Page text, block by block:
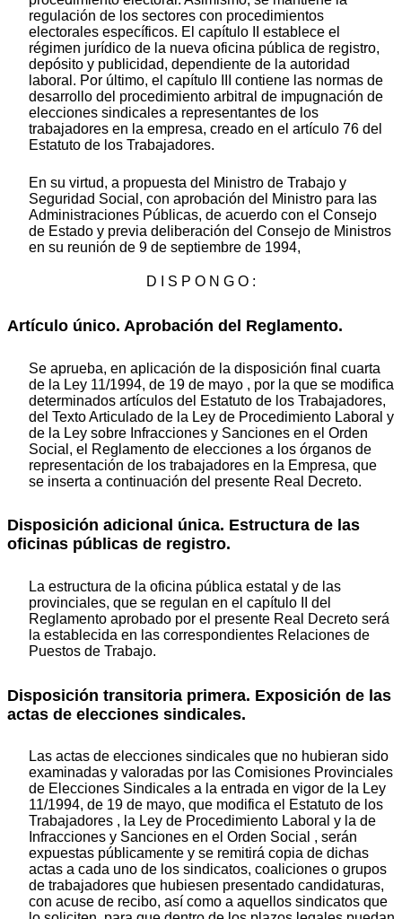
regulación de los sectores con procedimientos
electorales específicos. El capítulo II establece el
régimen jurídico de la nueva oficina pública de registro,
depósito y publicidad, dependiente de la autoridad
laboral. Por último, el capítulo III contiene las normas de
desarrollo del procedimiento arbitral de impugnación de
elecciones sindicales a representantes de los
trabajadores en la empresa, creado en el artículo 76 del
Estatuto de los Trabajadores.
En su virtud, a propuesta del Ministro de Trabajo y
Seguridad Social, con aprobación del Ministro para las
Administraciones Públicas, de acuerdo con el Consejo
de Estado y previa deliberación del Consejo de Ministros
en su reunión de 9 de septiembre de 1994,
D I S P O N G O :
Artículo único. Aprobación del Reglamento.
Se aprueba, en aplicación de la disposición final cuarta
de la Ley 11/1994, de 19 de mayo , por la que se modifica
determinados artículos del Estatuto de los Trabajadores,
del Texto Articulado de la Ley de Procedimiento Laboral y
de la Ley sobre Infracciones y Sanciones en el Orden
Social, el Reglamento de elecciones a los órganos de
representación de los trabajadores en la Empresa, que
se inserta a continuación del presente Real Decreto.
Disposición adicional única. Estructura de las
oficinas públicas de registro.
La estructura de la oficina pública estatal y de las
provinciales, que se regulan en el capítulo II del
Reglamento aprobado por el presente Real Decreto será
la establecida en las correspondientes Relaciones de
Puestos de Trabajo.
Disposición transitoria primera. Exposición de las
actas de elecciones sindicales.
Las actas de elecciones sindicales que no hubieran sido
examinadas y valoradas por las Comisiones Provinciales
de Elecciones Sindicales a la entrada en vigor de la Ley
11/1994, de 19 de mayo, que modifica el Estatuto de los
Trabajadores , la Ley de Procedimiento Laboral y la de
Infracciones y Sanciones en el Orden Social , serán
expuestas públicamente y se remitirá copia de dichas
actas a cada uno de los sindicatos, coaliciones o grupos
de trabajadores que hubiesen presentado candidaturas,
con acuse de recibo, así como a aquellos sindicatos que